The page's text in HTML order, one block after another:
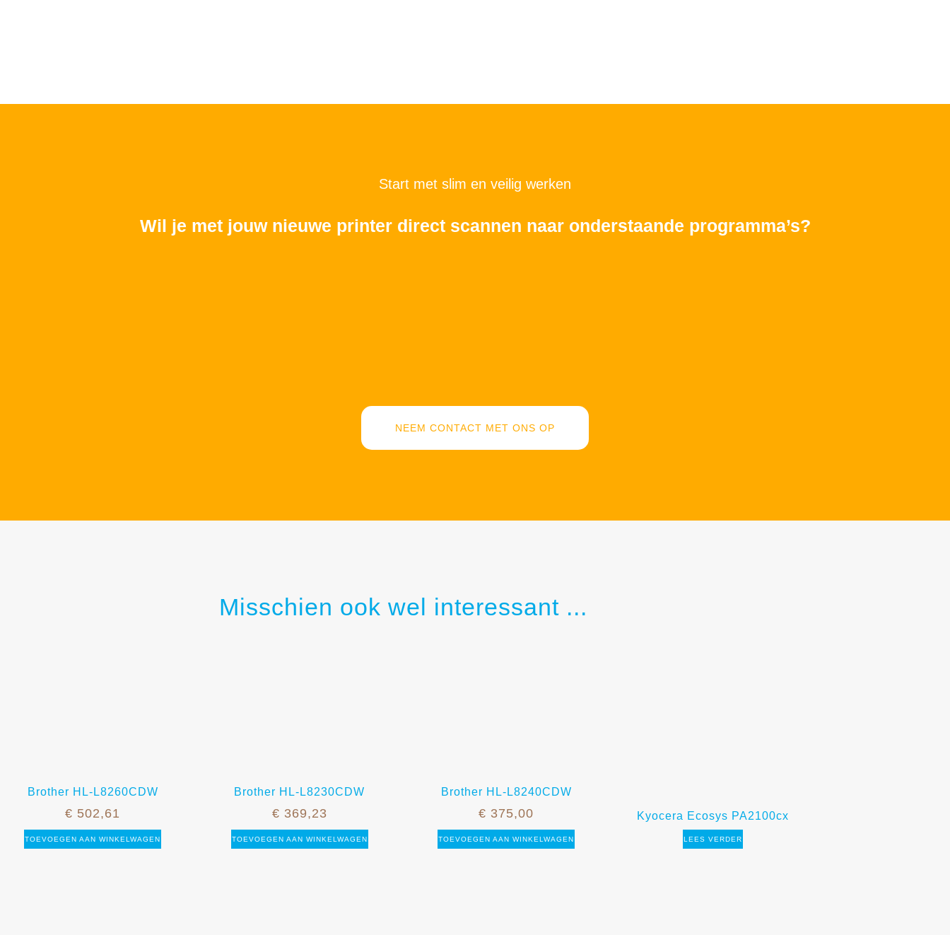
Start met slim en veilig werken
Wil je met jouw nieuwe printer direct scannen naar onderstaande programma’s?
NEEM CONTACT MET ONS OP
Misschien ook wel interessant ...
Brother HL-L8260CDW
€ 502,61
TOEVOEGEN AAN WINKELWAGEN
Brother HL-L8230CDW
€ 369,23
TOEVOEGEN AAN WINKELWAGEN
Brother HL-L8240CDW
€ 375,00
TOEVOEGEN AAN WINKELWAGEN
Kyocera Ecosys PA2100cx
LEES VERDER